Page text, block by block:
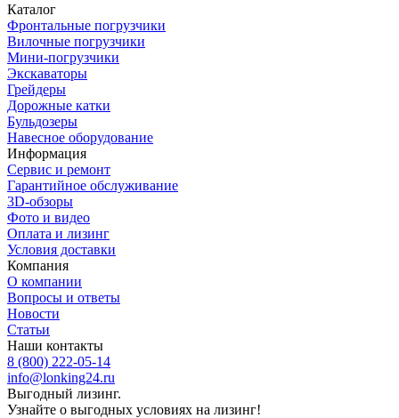
Каталог
Фронтальные погрузчики
Вилочные погрузчики
Мини-погрузчики
Экскаваторы
Грейдеры
Дорожные катки
Бульдозеры
Навесное оборудование
Информация
Сервис и ремонт
Гарантийное обслуживание
3D-обзоры
Фото и видео
Оплата и лизинг
Условия доставки
Компания
О компании
Вопросы и ответы
Новости
Статьи
Наши контакты
8 (800) 222-05-14
info@lonking24.ru
Выгодный лизинг.
Узнайте о выгодных условиях на лизинг!